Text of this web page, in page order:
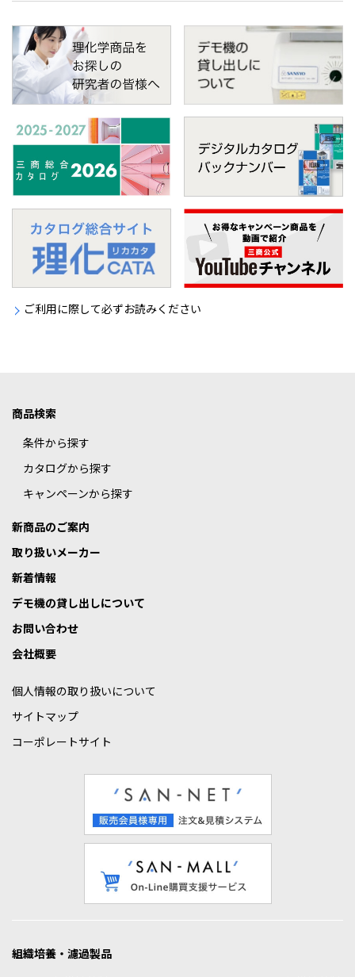
ご利用に際して必ずお読みください
商品検索
条件から探す
カタログから探す
キャンペーンから探す
新商品のご案内
取り扱いメーカー
新着情報
デモ機の貸し出しについて
お問い合わせ
会社概要
個人情報の取り扱いについて
サイトマップ
コーポレートサイト
組織培養・濾過製品